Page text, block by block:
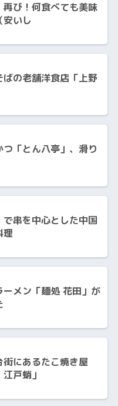
び！何食べても美味
安いし
の老舗洋食店「上野
「とん八亭」、滑り
串を中心とした中国
理
ーメン「麺処 花田」が
にあるたこ焼き屋
戸蛸」